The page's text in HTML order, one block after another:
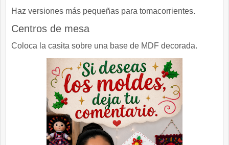
Haz versiones más pequeñas para tomacorrientes.
Centros de mesa
Coloca la casita sobre una base de MDF decorada.